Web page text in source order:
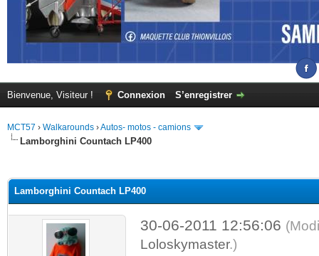
Bienvenue, Visiteur ! Connexion S’enregistrer
MCT57 › Walkarounds ›Autos- motos - camions
Lamborghini Countach LP400
Lamborghini Countach LP400
30-06-2011 12:56:06
Loloskymaster.)